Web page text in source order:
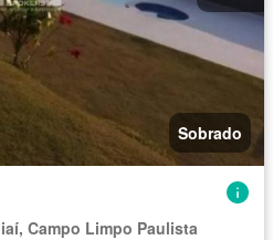
Sobrado
Campo Limpo Paulista